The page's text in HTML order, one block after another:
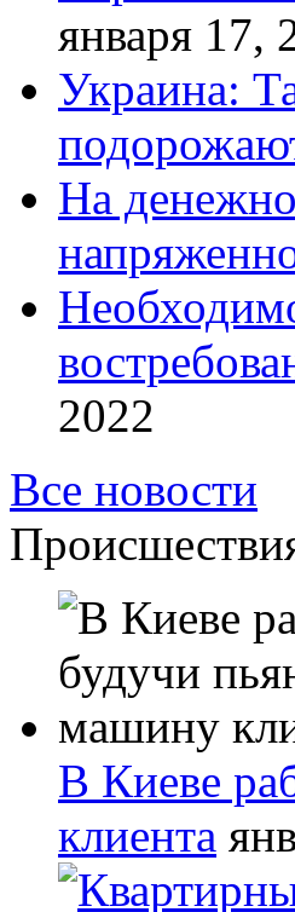
января 17,
Украина:
На
2022
Все новости
В Киеве
клиента